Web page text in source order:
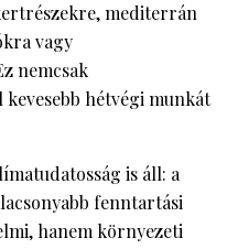
mediterrán
vagy
nemcsak
hétvégi munkát
is áll: a
fenntartási
hanem környezeti